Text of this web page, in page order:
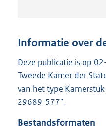
Informatie over
Deze publicatie is op
Tweede Kamer der
van het type
29689-577".
Bestandsformaten